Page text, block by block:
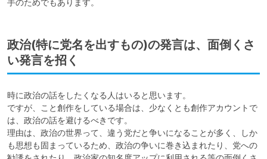
手のためでもあります。
政治(特に党名を出すもの)の発言は、面倒くさ
い発言を招く
時に政治の話をしたくなる人はいると思います。
ですが、こと創作をしている場合は、少なくとも創作アカウントで
は、政治の話を避けるべきです。
理由は、政治の世界って、違う党だと争いになることが多く、しか
も思想も固まっているため、政治の争いに巻き込まれたり、党への